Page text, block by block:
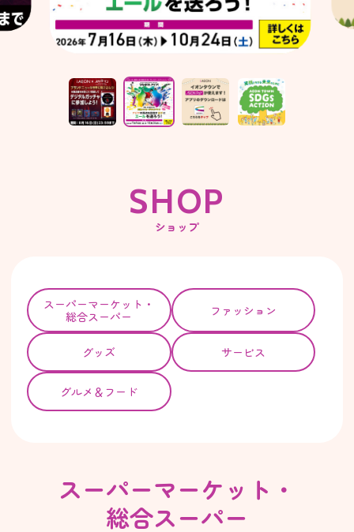
SHOP
ショップ
スーパーマーケット・
総合スーパー
ファッション
グッズ サービス
グルメ＆フード
スーパーマーケット・
総合スーパー